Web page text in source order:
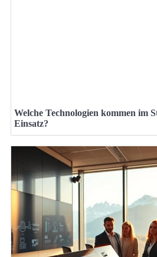
Welche Technologien kommen im
Einsatz?